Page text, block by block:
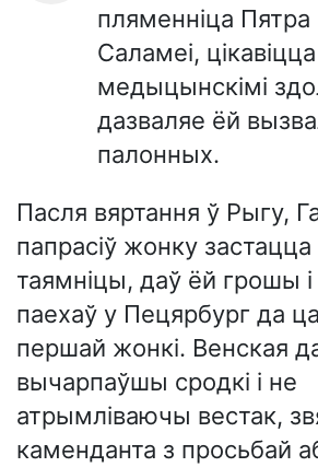
пляменніца
Саламеі,
медыцынскімі
дазваляе ёй
палонных.
Пасля вяртання ў Рыгу,
папрасіў жонку
таямніцы, даў ёй грошы і
паехаў у Пецярбург да
першай жонкі. Венская
вычарпаўшы сродкі і не
атрымліваючы вестак,
каменданта з просьбай